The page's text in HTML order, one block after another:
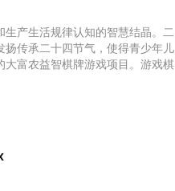
产生活规律认知的智慧结晶。二
传承二十四节气，使得青少年儿
富农益智棋牌游戏项目。游戏棋
。游戏的卡牌是对应二十四节气
们了解中国的为二十四节气这一
以惟妙形象的节气特征图案为载